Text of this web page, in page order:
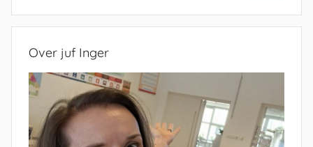
Over juf Inger